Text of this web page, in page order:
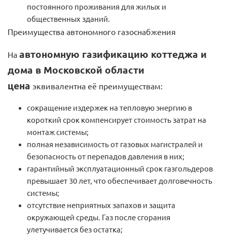
постоянного проживания для жилых и
общественных зданий.
Преимущества автономного газоснабжения
На автономную газификацию коттеджа и
дома в Московской области
цена эквивалентна её преимуществам:
сокращение издержек на тепловую энергию в
короткий срок компенсирует стоимость затрат на
монтаж системы;
полная независимость от газовых магистралей и
безопасность от перепадов давления в них;
гарантийный эксплуатационный срок газгольдеров
превышает 30 лет, что обеспечивает долговечность
системы;
отсутствие неприятных запахов и защита
окружающей среды. Газ после сгорания
улетучивается без остатка;